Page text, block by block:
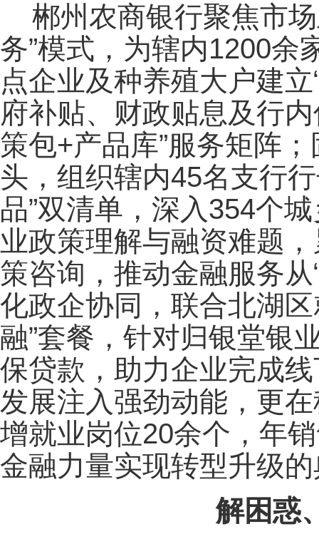
郴州农商银行聚焦市
务”模式，为辖内1200余
点企业及种养殖大户建
府补贴、财政贴息及行
策包+产品库”服务矩阵
头，组织辖内45名支行
品”双清单，深入354个
业政策理解与融资难题
策咨询，推动金融服务从
化政企协同，联合北湖
融”套餐，针对归银堂银
保贷款，助力企业完成
发展注入强劲动能，更
增就业岗位20余个，年
金融力量实现转型升级
解困惑